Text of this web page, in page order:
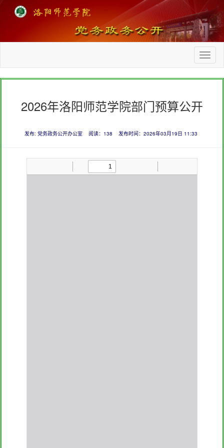
2026年洛阳师范学院部门预算公开
发布: 党务政务公开办公室 阅读： 138 发布时间：2026年03月19日 11:33